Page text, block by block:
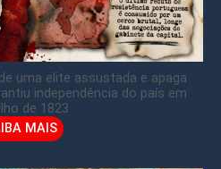
uma elite assustada e apaga
independência do país em
de 1823
MAIS